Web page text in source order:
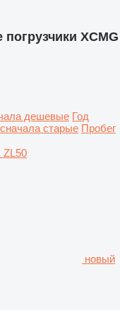
XCMG
дешевые Год
старые Пробег
новый